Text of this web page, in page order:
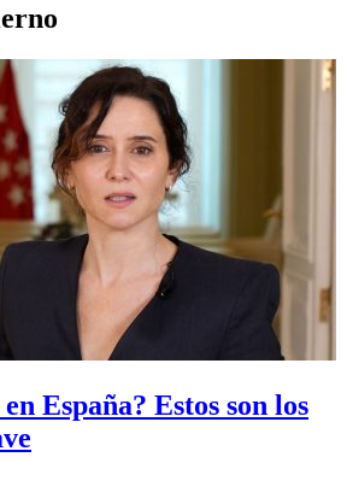
España? Estos son los